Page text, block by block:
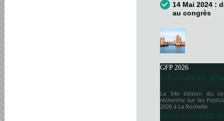
14 Mai 2024 :
au congrès
GFP 2026
Informations
La 54e édition du
recherche sur les
2026 à La Rochelle
vous trouverez